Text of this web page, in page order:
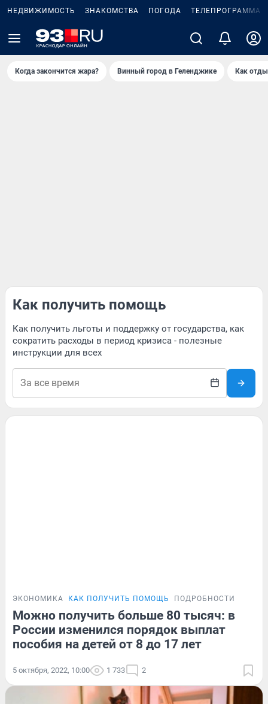
НЕДВИЖИМОСТЬ ЗНАКОМСТВА ПОГОДА ТЕЛЕПРОГРАММА
Когда закончится жара? Винный город в Геленджике Как
Как получить помощь
Как получить льготы и поддержку от государства, как
сократить расходы в период кризиса - полезные
инструкции для всех
ЭКОНОМИКА КАК ПОЛУЧИТЬ ПОМОЩЬ ПОДРОБНОСТИ
Можно получить больше 80 тысяч: в
России изменился порядок выплат
пособия на детей от 8 до 17 лет
5 октября, 2022, 10:00 1 733 2